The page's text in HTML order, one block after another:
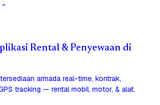
Rental & Penyewaan di
armada real-time, kontrak,
tracking — rental mobil, motor, & alat.